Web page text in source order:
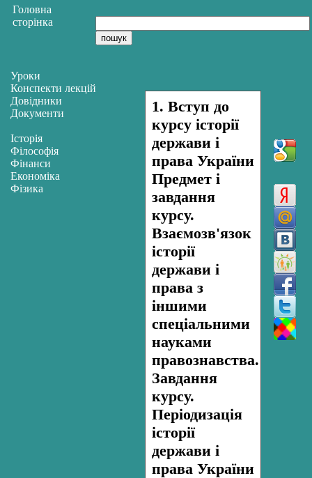
1. Вступ до
курсу історії
держави і
права України
Предмет і
завдання
курсу.
Взаємозв'язок
історії
держави і
права з
іншими
спеціальними
науками
правознавства.
Завдання
курсу.
Періодизація
історії
держави і
права України
Уроки
Конспекти лекцій
Довідники
Документи
Історія
Філософія
Фінанси
Економіка
Фізика
Головна
сторінка